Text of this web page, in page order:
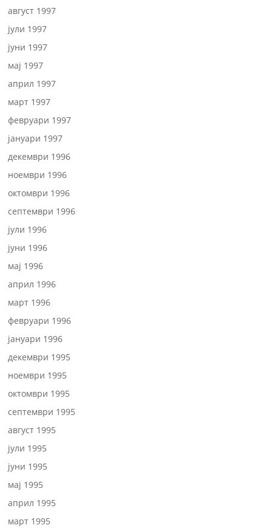
август 1997
јули 1997
јуни 1997
мај 1997
април 1997
март 1997
февруари 1997
јануари 1997
декември 1996
ноември 1996
октомври 1996
септември 1996
јули 1996
јуни 1996
мај 1996
април 1996
март 1996
февруари 1996
јануари 1996
декември 1995
ноември 1995
октомври 1995
септември 1995
август 1995
јули 1995
јуни 1995
мај 1995
април 1995
март 1995